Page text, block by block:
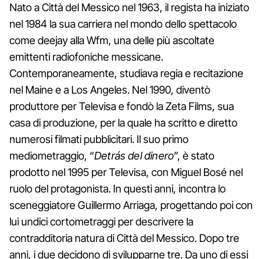
Nato a Città del Messico nel 1963, il regista ha iniziato
nel 1984 la sua carriera nel mondo dello spettacolo
come deejay alla Wfm, una delle più ascoltate
emittenti radiofoniche messicane.
Contemporaneamente, studiava regia e recitazione
nel Maine e a Los Angeles. Nel 1990, diventò
produttore per Televisa e fondò la Zeta Films, sua
casa di produzione, per la quale ha scritto e diretto
numerosi filmati pubblicitari. Il suo primo
mediometraggio, “Detrás del dinero”, è stato
prodotto nel 1995 per Televisa, con Miguel Bosé nel
ruolo del protagonista. In questi anni, incontra lo
sceneggiatore Guillermo Arriaga, progettando poi con
lui undici cortometraggi per descrivere la
contradditoria natura di Città del Messico. Dopo tre
anni, i due decidono di svilupparne tre. Da uno di essi